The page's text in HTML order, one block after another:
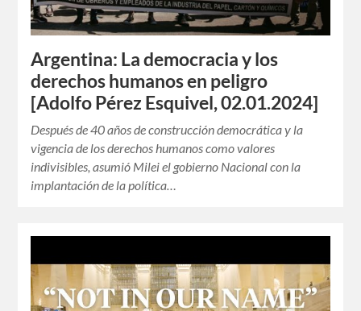
Argentina: La democracia y los
derechos humanos en peligro
[Adolfo Pérez Esquivel, 02.01.2024]
Después de 40 años de construcción democrática y la
vigencia de los derechos humanos como valores
indivisibles, asumió Milei el gobierno Nacional con la
implantación de la política…